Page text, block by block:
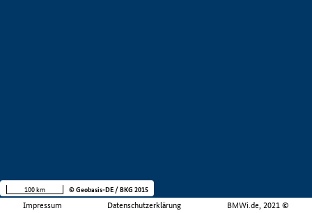
Impressum Datenschutzerklärung BMWi.de, 2021 ©
100 km © Geobasis-DE / BKG 2015